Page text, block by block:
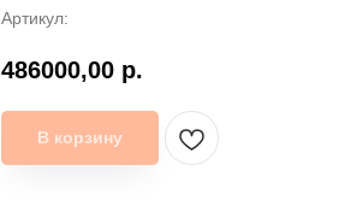
Артикул:
486000,00 р.
В корзину